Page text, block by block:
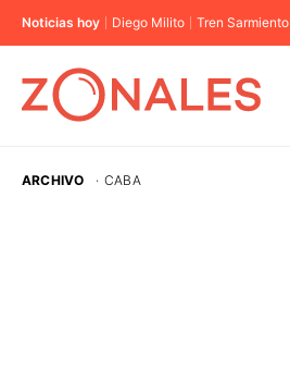
Noticias hoy Diego Milito Tren Sarmiento
ARCHIVO · CABA